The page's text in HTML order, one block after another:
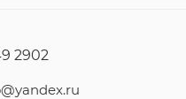
2902